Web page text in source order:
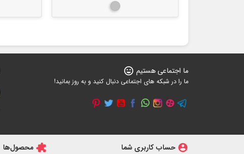
مشکی
ما اجتماعی هستیم sentiment_very_satisfied
ما را در شبکه های اجتماعی دنبال کنید و به روز بمانید!
account_circle حساب کاربری شما
extension محصول‌ها